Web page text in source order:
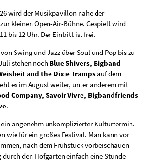
wird der Musikpavillon nahe der
kleinen Open-Air-Bühne. Gespielt wird
bis 12 Uhr. Der Eintritt ist frei.
Swing und Jazz über Soul und Pop bis zu
stehen noch Blue Shivers, Bigband
and the Dixie Trampsauf dem
es im August weiter, unter anderem mit
Company, Savoir Vivre, Bigbandfriends
.
ein angenehm unkomplizierter Kulturtermin.
wie für ein großes Festival. Man kann vor
nach dem Frühstück vorbeischauen
durch den Hofgarten einfach eine Stunde